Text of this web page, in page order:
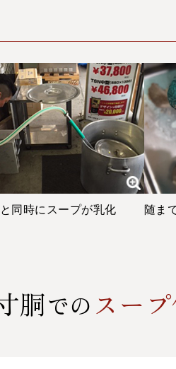
同時にスープが乳化 随ま
胴でのスー